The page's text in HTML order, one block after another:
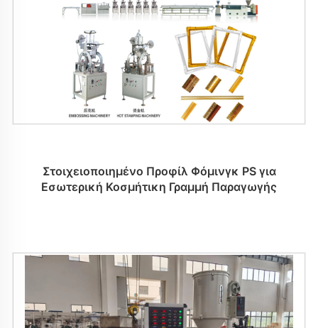
Στοιχειοποιημένο Προφίλ Φόμινγκ PS για
Εσωτερική Κοσμήτικη Γραμμή Παραγωγής